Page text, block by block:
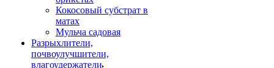
Кокосовый субстрат в
матах
Мульча садовая
Разрыхлители,
почвоулучшители,
влагоудержатели